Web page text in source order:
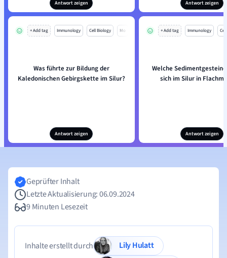
Antwort zeigen Antwort zeigen
+ Add tag Immunology Cell Biology Mo
Was führte zur Bildung der
Kaledonischen Gebirgskette im Silur?
Antwort zeigen
+ Add tag Immunology
Welche
sich im Silur in
Antwort zeigen
Geprüfter Inhalt
Letzte Aktualisierung: 06.09.2024
9 Minuten Lesezeit
Inhalte erstellt durch
Lily Hulatt